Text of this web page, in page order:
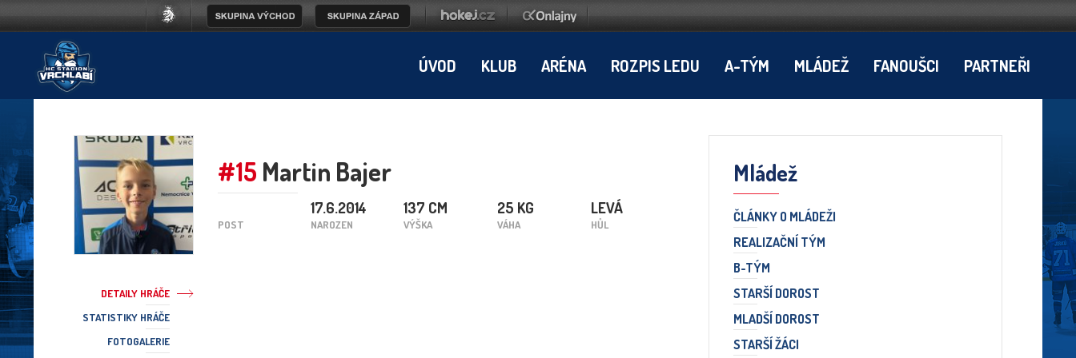
ÚVOD KLUB ARÉNA ROZPIS LEDU A-TÝM MLÁDEŽ FANOUŠCI PARTNEŘI
#15 Martin Bajer
POST
17.6.2014
NAROZEN
137 CM
VÝŠKA
25 KG
VÁHA
LEVÁ
HŮL
DETAILY HRÁČE
STATISTIKY HRÁČE
FOTOGALERIE
Mládež
ČLÁNKY O MLÁDEŽI
REALIZAČNÍ TÝM
B-TÝM
STARŠÍ DOROST
MLADŠÍ DOROST
STARŠÍ ŽÁCI